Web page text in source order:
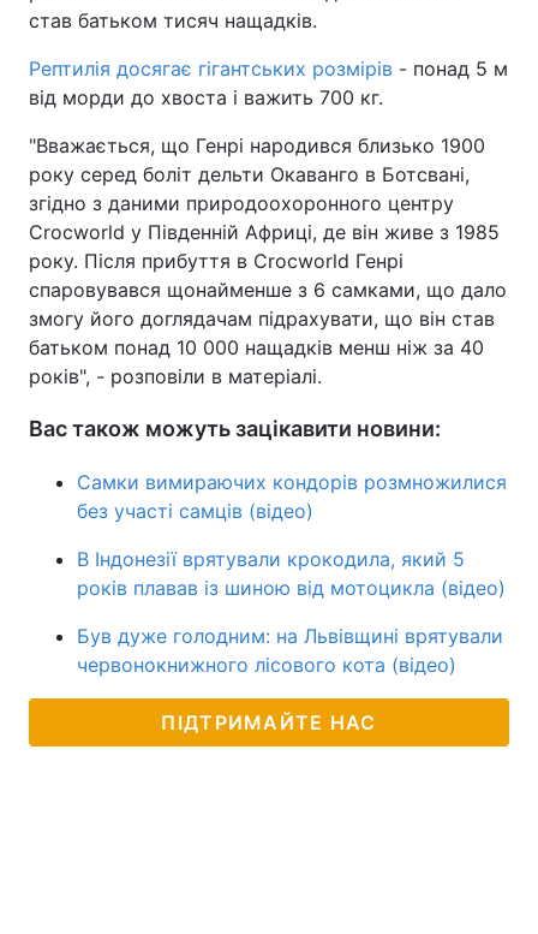
став батьком тисяч нащадків.
Рептилія досягає гігантських розмірів - понад 5 м
від морди до хвоста і важить 700 кг.
"Вважається, що Генрі народився близько 1900
року серед боліт дельти Окаванго в Ботсвані,
згідно з даними природоохоронного центру
Crocworld у Південній Африці, де він живе з 1985
року. Після прибуття в Crocworld Генрі
спаровувався щонайменше з 6 самками, що дало
змогу його доглядачам підрахувати, що він став
батьком понад 10 000 нащадків менш ніж за 40
років", - розповіли в матеріалі.
Вас також можуть зацікавити новини:
Самки вимираючих кондорів розмножилися
без участі самців (відео)
В Індонезії врятували крокодила, який 5
років плавав із шиною від мотоцикла (відео)
Був дуже голодним: на Львівщині врятували
червонокнижного лісового кота (відео)
ПІДТРИМАЙТЕ НАС